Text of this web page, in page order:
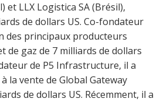
et LLX Logistica SA (Brésil),
de dollars US. Co-fondateur
des principaux producteurs
de gaz de 7 milliards de dollars
de P5 Infrastructure, il a
la vente de Global Gateway
de dollars US. Récemment, il a